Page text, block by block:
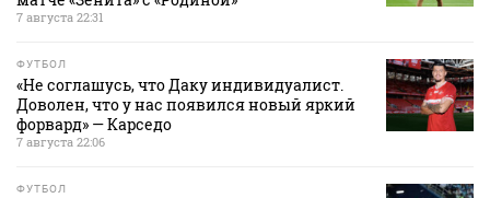
7 августа 22:31
ФУТБОЛ
«Не соглашусь, что Даку индивидуалист.
Доволен, что у нас появился новый яркий
форвард» — Карседо
7 августа 22:06
ФУТБОЛ